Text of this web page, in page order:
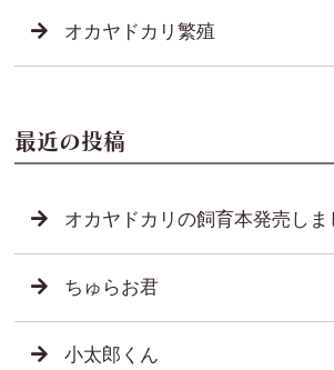
オカヤドカリ繁殖
最近の投稿
オカヤドカリの飼育本発売しま
ちゅらお君
小太郎くん